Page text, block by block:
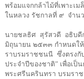
พร้อมแจกกล้าไม้ที่เพาะเ
ในหลวง รัชกาลที่ ๙ จำน
นายชลธิศ สุรัสวดี อธิบดี
มิถุนายน ๒๕๓๓ กำหนดใ
ราบรมราชชนนี ซึ่งตรงกั
ประจำปีของชาติ” เพื่อเป็
พระศรีนครินทรา บรมรา